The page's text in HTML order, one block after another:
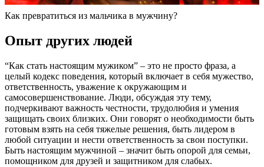
Как превратиться из мальчика в мужчину?
Опыт других людей
“Как стать настоящим мужиком” – это не просто фраза, а
целый кодекс поведения, который включает в себя мужество,
ответственность, уважение к окружающим и
самосовершенствование. Люди, обсуждая эту тему,
подчеркивают важность честности, трудолюбия и умения
защищать своих близких. Они говорят о необходимости быть
готовым взять на себя тяжелые решения, быть лидером в
любой ситуации и нести ответственность за свои поступки.
Быть настоящим мужчиной – значит быть опорой для семьи,
помощником для друзей и защитником для слабых.